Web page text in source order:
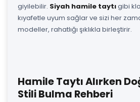
giyilebilir. Siyah hamile taytıgibi
kıyafetle uyum sağlar ve sizi her
modeller, rahatlığı şıklıkla birleştirir.
Hamile Taytı Alırken
Stili Bulma Rehberi